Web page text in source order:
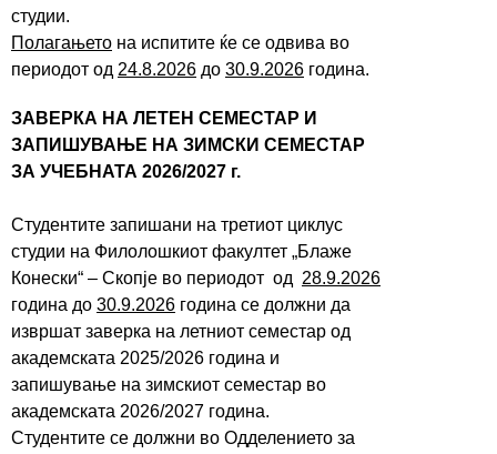
студии.
Полагањето на испитите ќе се одвива во
периодот од 24.8.2026 до 30.9.2026 година.
ЗАВЕРКА НА ЛЕТЕН СЕМЕСТАР И
ЗАПИШУВАЊЕ НА ЗИМСКИ СЕМЕСТАР
ЗА УЧЕБНАТА 2026/2027 г.
Студентите запишани на третиот циклус
студии на Филолошкиот факултет „Блаже
Конески“ – Скопје во периодот од 28.9.2026
година до 30.9.2026 година се должни да
извршат заверка на летниот семестар од
академската 2025/2026 година и
запишување на зимскиот семестар во
академската 2026/2027 година.
Студентите се должни во Одделението за